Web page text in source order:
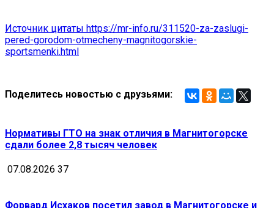
Источник цитаты https://mr-info.ru/311520-za-zaslugi-
pered-gorodom-otmecheny-magnitogorskie-
sportsmenki.html
Поделитесь новостью с друзьями:
Нормативы ГТО на знак отличия в Магнитогорске
сдали более 2,8 тысяч человек
07.08.2026 37
Форвард Исхаков посетил завод в Магнитогорске и